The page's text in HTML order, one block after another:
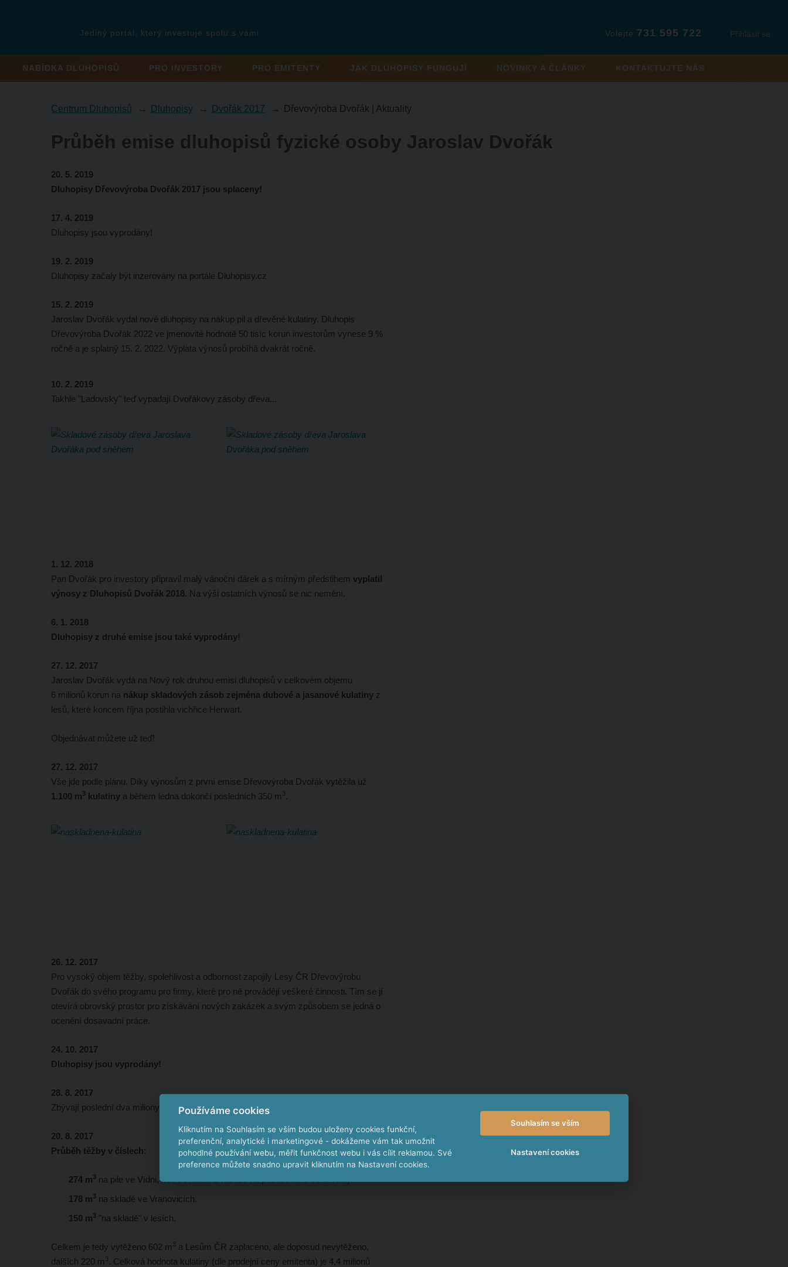
Jediný portál, který investuje spolu s vámi Přihlásit se
Volejte 731 595 722
NABÍDKA DLUHOPISŮ PRO INVESTORY PRO EMITENTY JAK DLUHOPISY FUNGUJÍ NOVINKY A ČLÁNKY KONTAKTUJTE NÁS
Centrum Dluhopisů Dluhopisy Dvořák 2017 Dřevovýroba Dvořák | Aktuality
Průběh emise dluhopisů fyzické osoby Jaroslav Dvořák
20. 5. 2019
Dluhopisy Dřevovýroba Dvořák 2017 jsou splaceny!
17. 4. 2019
Dluhopisy jsou vyprodány!
19. 2. 2019
Dluhopisy začaly být inzerovány na portále Dluhopisy.cz
15. 2. 2019
Jaroslav Dvořák vydal nové dluhopisy na nákup pil a dřevěné kulatiny. Dluhopis
Dřevovýroba Dvořák 2022 ve jmenovité hodnotě 50 tisíc korun investorům vynese 9 %
ročně a je splatný 15. 2. 2022. Výplata výnosů probíhá dvakrát ročně.
10. 2. 2019
Takhle "Ladovsky" teď vypadají Dvořákovy zásoby dřeva...
1. 12. 2018
Pan Dvořák pro investory připravil malý vánoční dárek a s mírným předstihem vyplatil
výnosy z Dluhopisů Dvořák 2018. Na výši ostatních výnosů se nic nemění.
6. 1. 2018
Dluhopisy z druhé emise jsou také vyprodány!
27. 12. 2017
Jaroslav Dvořák vydá na Nový rok druhou emisi dluhopisů v celkovém objemu
6 milionů korun na nákup skladových zásob zejména dubové a jasanové kulatiny z
lesů, které koncem října postihla vichřice Herwart.
Objednávat můžete už teď!
27. 12. 2017
Vše jde podle plánu. Díky výnosům z první emise Dřevovýroba Dvořák vytěžila už
1.100 m3 kulatiny a během ledna dokončí posledních 350 m 3 .
26. 12. 2017
Pro vysoký objem těžby, spolehlivost a odbornost zapojily Lesy ČR Dřevovýrobu
Dvořák do svého programu pro firmy, které pro ně provádějí veškeré činnosti. Tím se jí
otevírá obrovský prostor pro získávání nových zakázek a svým způsobem se jedná o
ocenění dosavadní práce.
24. 10. 2017
Dluhopisy jsou vyprodány!
28. 8. 2017
Zbývají poslední dva miliony!
20. 8. 2017
Průběh těžby v číslech:
274 m3 na pile ve Vídni, kde se kulatina nařeže na požadované sortimenty.
178 m3 na skladě ve Vranovicích.
150 m3 "na skladě" v lesích.
Celkem je tedy vytěženo 602 m 3 a Lesům ČR zaplaceno, ale doposud nevytěženo,
dalších 220 m 3 . Celková hodnota kulatiny (dle prodejní ceny emitenta) je 4,4 milionů
Používáme cookies
Kliknutím na Souhlasím se vším budou uloženy cookies funkční,
preferenční, analytické i marketingové - dokážeme vám tak umožnit
pohodlné používání webu, měřit funkčnost webu i vás cílit reklamou. Své
preference můžete snadno upravit kliknutím na Nastavení cookies.
Souhlasím se vším
Nastavení cookies